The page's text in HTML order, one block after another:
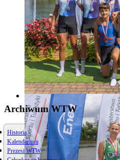
Archiwum WTW
Historia
Kalendarium
Prezesi WTW